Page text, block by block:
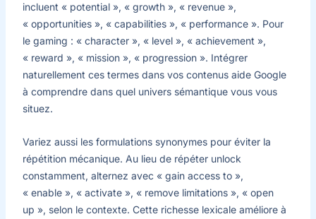
incluent « potential », « growth », « revenue »,
« opportunities », « capabilities », « performance ». Pour
le gaming : « character », « level », « achievement »,
« reward », « mission », « progression ». Intégrer
naturellement ces termes dans vos contenus aide Google
à comprendre dans quel univers sémantique vous vous
situez.
Variez aussi les formulations synonymes pour éviter la
répétition mécanique. Au lieu de répéter unlock
constamment, alternez avec « gain access to »,
« enable », « activate », « remove limitations », « open
up », selon le contexte. Cette richesse lexicale améliore à